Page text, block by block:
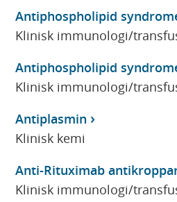
Antiphospholipid
Klinisk immunologi/
Antiphospholipid
Klinisk immunologi/
Antiplasmin
Klinisk kemi
Anti-Rituximab
Klinisk immunologi/